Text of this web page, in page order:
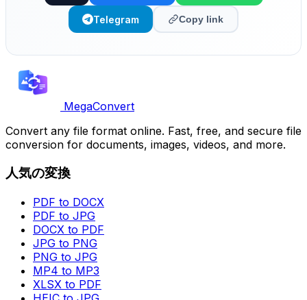
Telegram Copy link
MegaConvert
Convert any file format online. Fast, free, and secure file
conversion for documents, images, videos, and more.
人気の変換
PDF to DOCX
PDF to JPG
DOCX to PDF
JPG to PNG
PNG to JPG
MP4 to MP3
XLSX to PDF